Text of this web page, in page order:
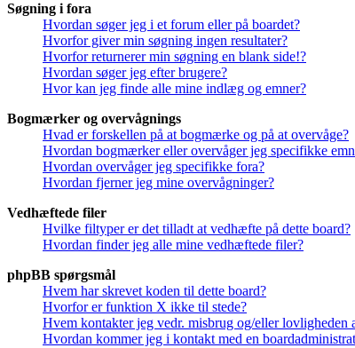
Søgning i fora
Hvordan søger jeg i et forum eller på boardet?
Hvorfor giver min søgning ingen resultater?
Hvorfor returnerer min søgning en blank side!?
Hvordan søger jeg efter brugere?
Hvor kan jeg finde alle mine indlæg og emner?
Bogmærker og overvågnings
Hvad er forskellen på at bogmærke og på at overvåge?
Hvordan bogmærker eller overvåger jeg specifikke
Hvordan overvåger jeg specifikke fora?
Hvordan fjerner jeg mine overvågninger?
Vedhæftede filer
Hvilke filtyper er det tilladt at vedhæfte på dette board?
Hvordan finder jeg alle mine vedhæftede filer?
phpBB spørgsmål
Hvem har skrevet koden til dette board?
Hvorfor er funktion X ikke til stede?
Hvem kontakter jeg vedr. misbrug og/eller lovligheden
Hvordan kommer jeg i kontakt med en